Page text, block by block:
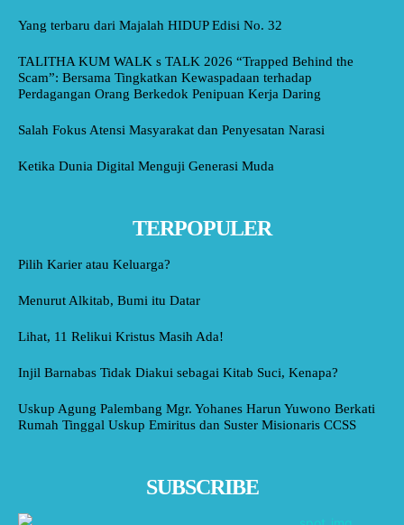
Yang terbaru dari Majalah HIDUP Edisi No. 32
TALITHA KUM WALK s TALK 2026 “Trapped Behind the
Scam”: Bersama Tingkatkan Kewaspadaan terhadap
Perdagangan Orang Berkedok Penipuan Kerja Daring
Salah Fokus Atensi Masyarakat dan Penyesatan Narasi
Ketika Dunia Digital Menguji Generasi Muda
TERPOPULER
Pilih Karier atau Keluarga?
Menurut Alkitab, Bumi itu Datar
Lihat, 11 Relikui Kristus Masih Ada!
Injil Barnabas Tidak Diakui sebagai Kitab Suci, Kenapa?
Uskup Agung Palembang Mgr. Yohanes Harun Yuwono Berkati
Rumah Tinggal Uskup Emiritus dan Suster Misionaris CCSS
SUBSCRIBE